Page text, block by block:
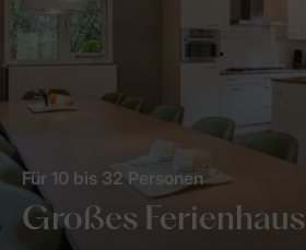
Großes Ferienhaus
Für 10 bis 32 Personen